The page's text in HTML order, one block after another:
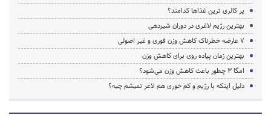
پر کالری ترین غذاها کدامند؟
بهترین رژیم لاغری در دوران شیردهی
۷ عارضه خطرناک کاهش وزن فوری و غیر اصولی
بهترین زمان پیاده روی برای کاهش وزن
امگا ۳ چطور باعث کاهش وزن می‌شود؟
دلیل اینکه با رژیم و کم خوری هم لاغر نمیشم چیه؟